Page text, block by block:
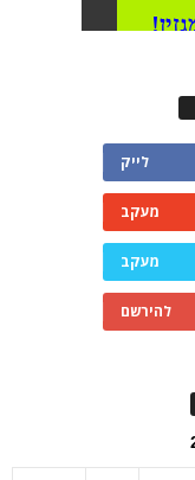
לייק
מעקב
מעקב
להירשם